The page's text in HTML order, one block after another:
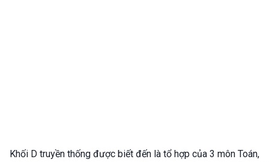
Khối D truyền thống được biết đến là tổ hợp của 3 môn Toán,